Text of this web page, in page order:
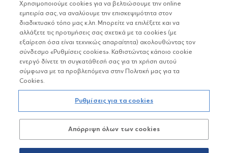
Δείτε τις πολιτικές μας
Βασικές Γνώσεις
Τα νέα μας
Χρήσιμοι σύνδεσμοι
H Eurobank Asset Management ΑΕΔΑΚ
Επενδυτική φιλοσοφία ESG
Πιστοποιημένα στελέχη και συνεργάτες
Αποστολή Βιογραφικών
ΟΙ ΟΣΕΚΑ ΔΕΝ ΕΧΟΥΝ ΕΓΓΥΗΜΕΝΗ ΑΠΟΔΟΣΗ ΚΑΙ ΟΙ
ΠΡΟΗΓΟΥΜΕΝΕΣ ΑΠΟΔΟΣΕΙΣ ΔΕΝ ΔΙΑΣΦΑΛΙΖΟΥΝ ΤΙΣ
ΜΕΛΛΟΝΤΙΚΕΣ
Copyright © Eurobank ΑΕΔΑΚ
Προστασία Προσωπικών Δεδομένων
Όροι χρήσης
Χρησιμοποιούμε cookies για να βελτιώσουμε την online
εμπειρία σας, να αναλύουμε την επισκεψιμότητα στον
διαδικτυακό τόπο μας κ.λπ. Μπορείτε να επιλέξετε και να
αλλάξετε τις προτιμήσεις σας σχετικά με τα cookies (με
εξαίρεση όσα είναι τεχνικώς απαραίτητα) ακολουθώντας τον
σύνδεσμο «Ρυθμίσεις cookies». Καθιστώντας κάποιο cookie
ενεργό δίνετε τη συγκατάθεσή σας για τη χρήση αυτού
σύμφωνα με τα προβλεπόμενα στην Πολιτική μας για τα
Cookies.
Ρυθμίσεις για τα cookies
Απόρριψη όλων των cookies